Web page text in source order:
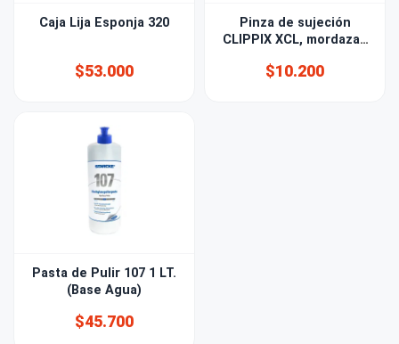
Caja Lija Esponja 320
$53.000
Pinza de sujeción
CLIPPIX XCL, mordazas
110mm
$10.200
Pasta de Pulir 107 1 LT.
(Base Agua)
$45.700